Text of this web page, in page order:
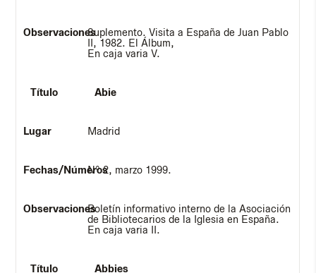
Suplemento. Visita a España de Juan Pablo
II, 1982. El Álbum,
En caja varia V.
Abie
Madrid
Nº 2, marzo 1999.
Boletín informativo interno de la Asociación
de Bibliotecarios de la Iglesia en España.
En caja varia II.
Abbies